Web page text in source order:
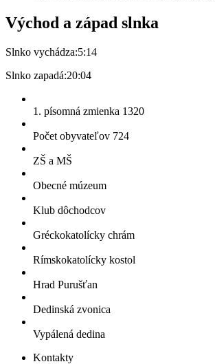
Východ a západ slnka
Slnko vychádza:5:14
Slnko zapadá:20:04
1. písomná zmienka 1320
Počet obyvateľov 724
ZŠ a MŠ
Obecné múzeum
Klub dôchodcov
Gréckokatolícky chrám
Rímskokatolícky kostol
Hrad Purušťan
Dedinská zvonica
Vypálená dedina
Kontakty